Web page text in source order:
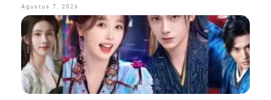
Agustus 7, 2026